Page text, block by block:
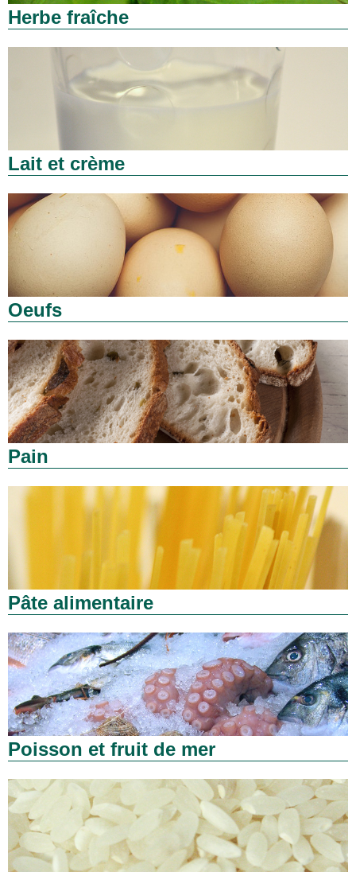
Herbe fraîche
Lait et crème
Oeufs
Pain
Pâte alimentaire
Poisson et fruit de mer